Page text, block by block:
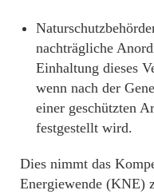
nachträgliche
Einhaltung dieses
wenn nach der
einer geschützten
festgestellt wird.
Dies nimmt das
Energiewende (KNE)